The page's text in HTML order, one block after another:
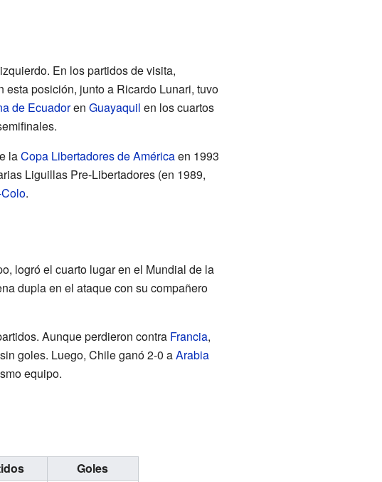
En los partidos de visita,
posición, junto a Ricardo Lunari, tuvo
de Ecuadoren Guayaquil en los cuartos
laCopa Libertadores de Américaen 1993
Liguillas Pre-Libertadores (en 1989,
.
logró el cuarto lugar en el Mundial de la
dupla en el ataque con su compañero
Aunque perdieron contra Francia,
goles. Luego, Chile ganó 2-0 aArabia
equipo.
Goles